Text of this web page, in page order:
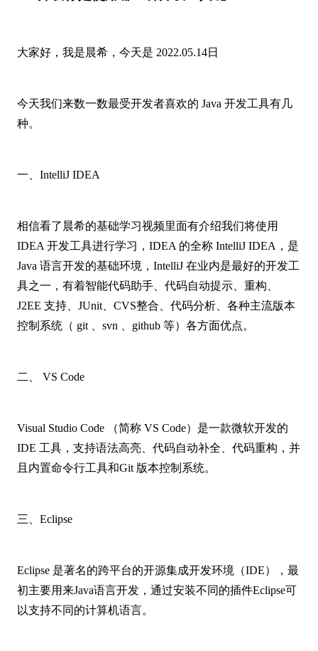
大家好，我是晨希，今天是 2022.05.14日
今天我们来数一数最受开发者喜欢的 Java 开发工具有几
种。
一、IntelliJ IDEA
相信看了晨希的基础学习视频里面有介绍我们将使用
IDEA 开发工具进行学习，IDEA 的全称 IntelliJ IDEA，是
Java 语言开发的基础环境，IntelliJ 在业内是最好的开发工
具之一，有着智能代码助手、代码自动提示、重构、
J2EE 支持、JUnit、CVS整合、代码分析、各种主流版本
控制系统（ git 、svn 、github 等）各方面优点。
二、 VS Code
Visual Studio Code （简称 VS Code）是一款微软开发的
IDE 工具，支持语法高亮、代码自动补全、代码重构，并
且内置命令行工具和Git 版本控制系统。
三、Eclipse
Eclipse 是著名的跨平台的开源集成开发环境（IDE），最
初主要用来Java语言开发，通过安装不同的插件Eclipse可
以支持不同的计算机语言。